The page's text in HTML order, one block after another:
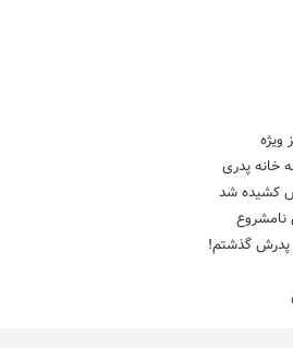
خانه پدری‌
کشیده شد
پدرش گذشتم!